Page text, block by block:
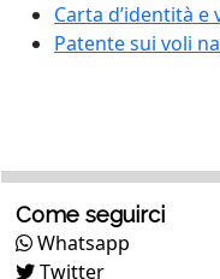
Carta d’identità
Patente sui voli
Come seguirci
Whatsapp
Twitter